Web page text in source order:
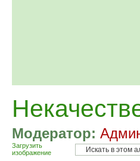
Модератор:
Загрузить
изображение